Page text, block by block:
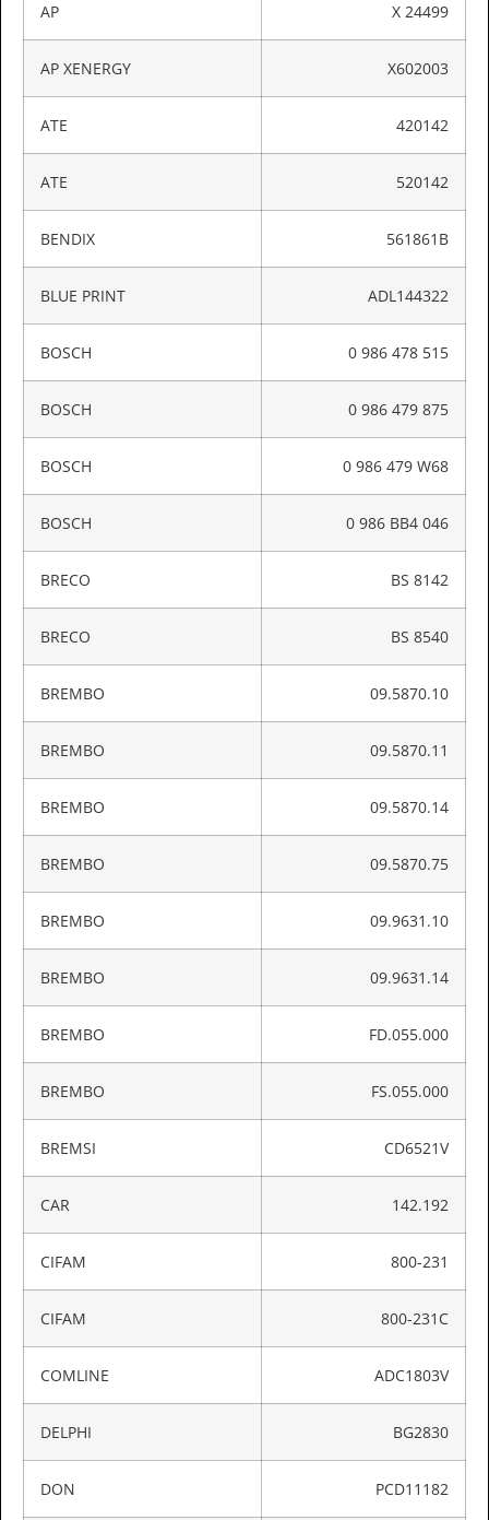
AP X 24499
AP XENERGY X602003
ATE 420142
ATE 520142
BENDIX 561861B
BLUE PRINT ADL144322
BOSCH 0 986 478 515
BOSCH 0 986 479 875
BOSCH 0 986 479 W68
BOSCH 0 986 BB4 046
BRECO BS 8142
BRECO BS 8540
BREMBO 09.5870.10
BREMBO 09.5870.11
BREMBO 09.5870.14
BREMBO 09.5870.75
BREMBO 09.9631.10
BREMBO 09.9631.14
BREMBO FD.055.000
BREMBO FS.055.000
BREMSI CD6521V
CAR 142.192
CIFAM 800-231
CIFAM 800-231C
COMLINE ADC1803V
DELPHI BG2830
DON PCD11182